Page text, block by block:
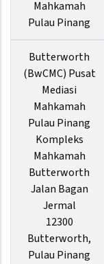
Mahkamah
Pulau Pinang
Butterworth
(BwCMC) Pusat
Mediasi
Mahkamah
Pulau Pinang
Kompleks
Mahkamah
Butterworth
Jalan Bagan
Jermal
12300
Butterworth,
Pulau Pinang